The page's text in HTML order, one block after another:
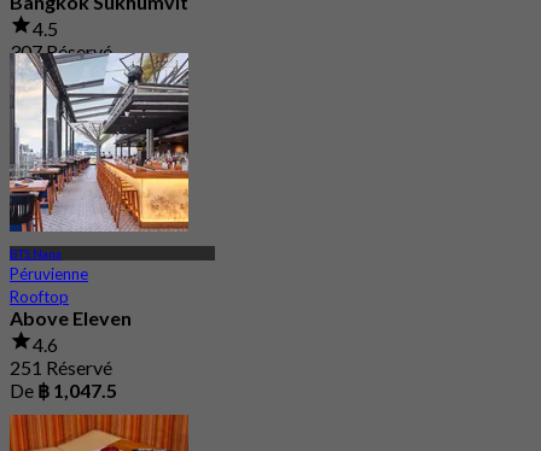
4.5
307 Réservé
De฿ 881
BTS Nana
Péruvienne
Rooftop
Above Eleven
4.6
251 Réservé
De ฿ 1,047.5